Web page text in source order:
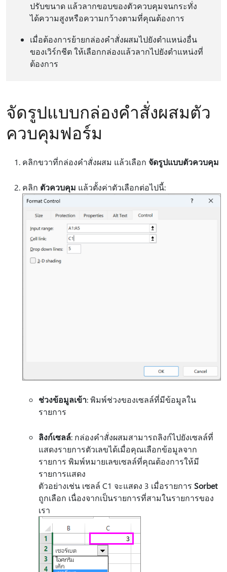
ปรับขนาด แล้วลากขอบของตัวควบคุมจนกระทั่ง
ได้ความสูงหรือความกว้างตามที่คุณต้องการ
เมื่อต้องการย้ายกล่องคำสั่งผสมไปยังตำแหน่งอื่น
ของเวิร์กชีต ให้เลือกกล่องแล้วลากไปยังตำแหน่งที่
ต้องการ
จัดรูปแบบกล่องคำสั่งผสมตัว
ควบคุมฟอร์ม
คลิกขวาที่กล่องคำสั่งผสม แล้วเลือก จัดรูปแบบตัวควบคุม
คลิก ตัวควบคุม แล้วตั้งค่าตัวเลือกต่อไปนี้:
ช่วงข้อมูลเข้า: พิมพ์ช่วงของเซลล์ที่มีข้อมูลใน
รายการ
ลิงก์เซลล์: กล่องคําสั่งผสมสามารถลิงก์ไปยังเซลล์ที่
แสดงรายการตัวเลขได้เมื่อคุณเลือกข้อมูลจาก
รายการ พิมพ์หมายเลขเซลล์ที่คุณต้องการให้มี
รายการแสดง
ตัวอย่างเช่น เซลล์ C1 จะแสดง 3 เมื่อรายการ Sorbet
ถูกเลือก เนื่องจากเป็นรายการที่สามในรายการของ
เรา